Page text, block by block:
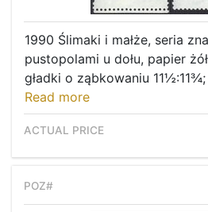
1990 Ślimaki i małże, seria
pustopolami u dołu, papier
gładki o ząbkowaniu
Read more